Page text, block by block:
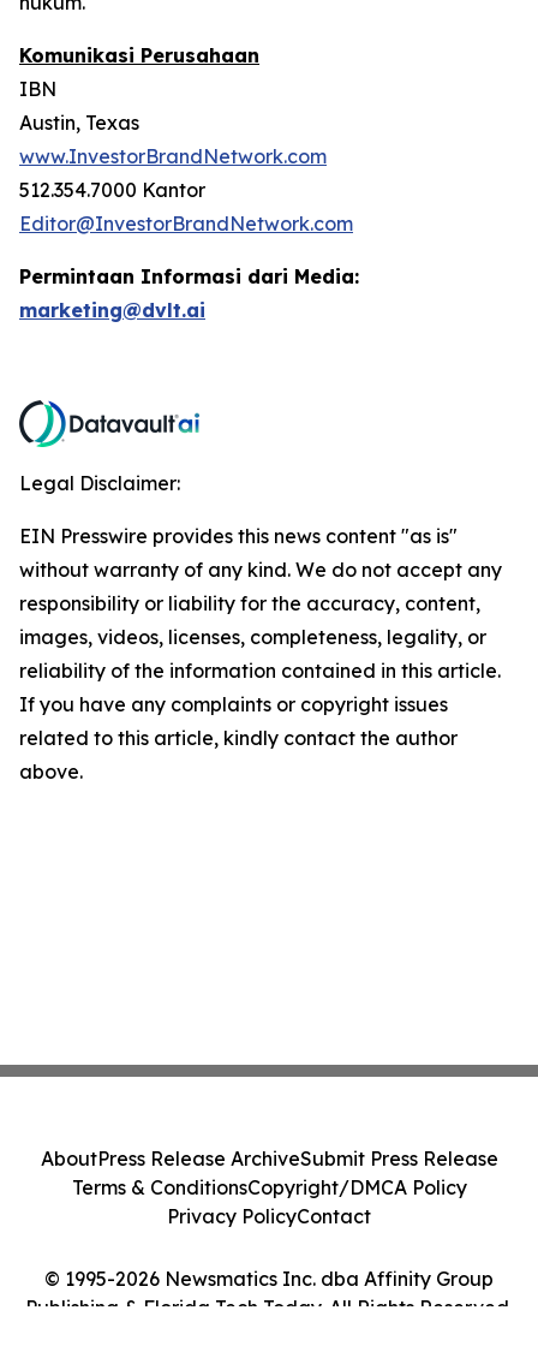
Komunikasi Perusahaan
IBN
Austin, Texas
www.InvestorBrandNetwork.com
512.354.7000 Kantor
Editor@InvestorBrandNetwork.com
Permintaan Informasi dari Media:
marketing@dvlt.ai
Legal Disclaimer:
EIN Presswire provides this news content "as is"
without warranty of any kind. We do not accept any
responsibility or liability for the accuracy, content,
images, videos, licenses, completeness, legality, or
reliability of the information contained in this article.
If you have any complaints or copyright issues
related to this article, kindly contact the author
above.
© 1995-2026 Newsmatics Inc. dba Affinity Group
Publishing & Florida Tech Today. All Rights Reserved.
AboutPress Release ArchiveSubmit Press Release
Terms & ConditionsCopyright/DMCA Policy
Privacy PolicyContact